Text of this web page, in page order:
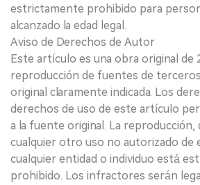
estrictamente prohibido para
alcanzado la edad legal.
Aviso de Derechos de Autor
Este artículo es una obra original de
reproducción de fuentes de
original claramente indicada. Los
derechos de uso de este artículo
a la fuente original. La reproducción,
cualquier otro uso no autorizado
cualquier entidad o individuo está
prohibido. Los infractores serán